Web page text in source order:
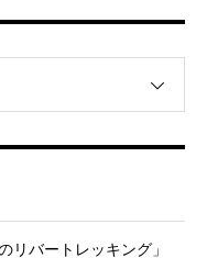
リバートレッキング」